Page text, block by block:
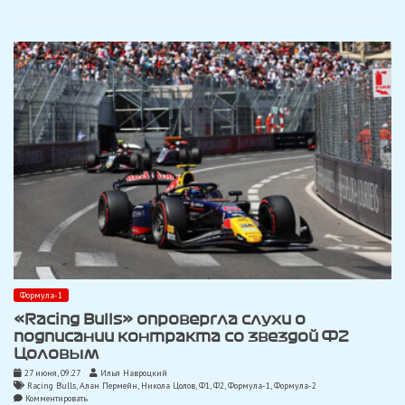
в
Австрии
Формула-1
«Racing Bulls» опровергла слухи о
подписании контракта со звездой Ф2
Цоловым
27 июня, 09:27
Илья Навроцкий
Racing Bulls,Алан Пермейн, Никола Цолов,Ф1,Ф2,Формула-1,Формула-2
Комментироватьon